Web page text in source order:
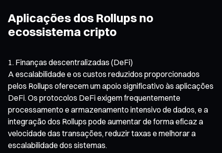
Aplicações dos Rollups no
ecossistema cripto
Finanças descentralizadas (DeFi)
A escalabilidade e os custos reduzidos proporcionados
pelos Rollups oferecem um apoio significativo às aplicações
DeFi. Os protocolos DeFi exigem frequentemente
processamento e armazenamento intensivo de dados, e a
integração dos Rollups pode aumentar de forma eficaz a
velocidade das transações, reduzir taxas e melhorar a
escalabilidade dos sistemas.